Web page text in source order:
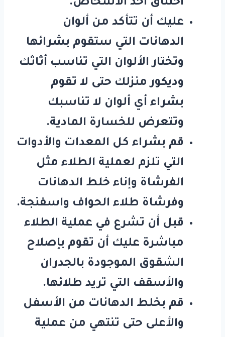
اختناق أحد الأشخاص.
عليك أن تتأكد من ألوان
الدهانات التي ستقوم بشرائها
وتختار الألوان التي تناسب أثاثك
وديكور منزلك حتى لا تقوم
بشراء أي ألوان لا تناسبك
وتتعرض للخسارة المادية.
قم بشراء كل المعدات والأدوات
التي تلزم لعملية الطلاء مثل
الفرشاة وإناء خلط الدهانات
وفرشاة طلاء الحواف واسفنجة.
قبل أن تشرع في عملية الطلاء
مباشرة عليك أن تقوم بإصلاح
الشقوق الموجودة بالجدران
والأسقف التي تريد طلائها.
قم بخلط الدهانات من الأسفل
والأعلى حتى تنتهي من عملية